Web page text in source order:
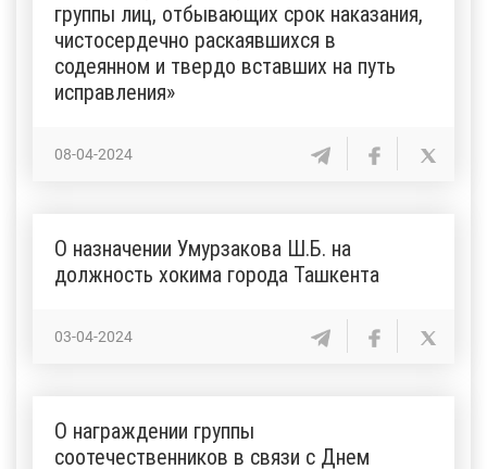
группы лиц, отбывающих срок наказания,
чистосердечно раскаявшихся в
содеянном и твердо вставших на путь
исправления»
08-04-2024
О назначении Умурзакова Ш.Б. на
должность хокима города Ташкента
03-04-2024
О награждении группы
соотечественников в связи с Днем